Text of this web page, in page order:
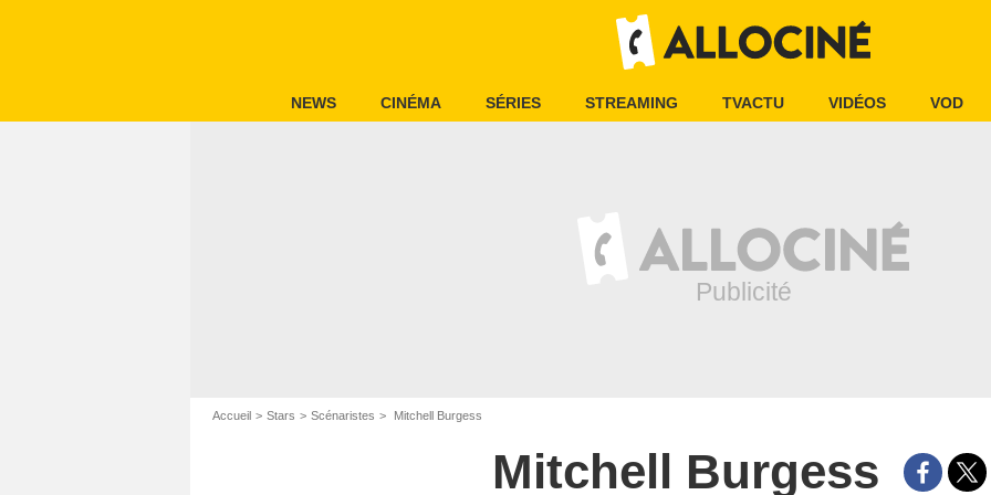
NEWS CINÉMA SÉRIES STREAMING TVACTU VIDÉOS VOD
Accueil Stars Scénaristes Mitchell Burgess
Mitchell Burgess